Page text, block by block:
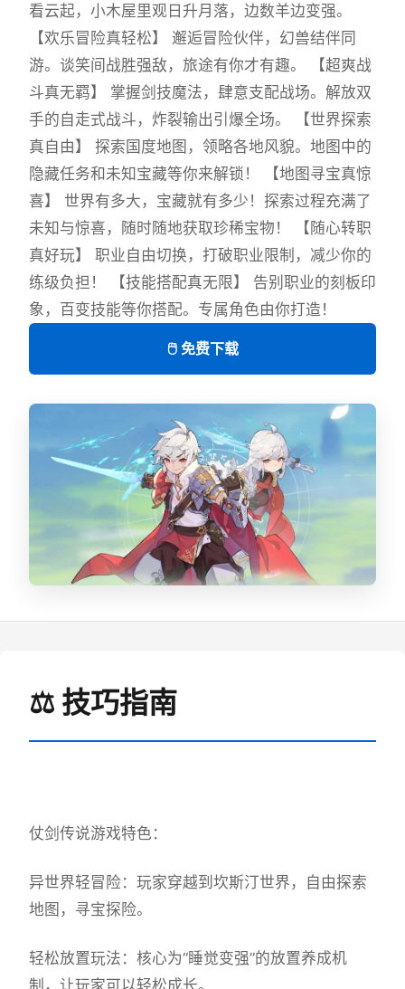
看云起，小木屋里观日升月落，边数羊边变强。
【欢乐冒险真轻松】 邂逅冒险伙伴，幻兽结伴同
游。谈笑间战胜强敌，旅途有你才有趣。 【超爽战
斗真无羁】 掌握剑技魔法，肆意支配战场。解放双
手的自走式战斗，炸裂输出引爆全场。 【世界探索
真自由】 探索国度地图，领略各地风貌。地图中的
隐藏任务和未知宝藏等你来解锁！ 【地图寻宝真惊
喜】 世界有多大，宝藏就有多少！探索过程充满了
未知与惊喜，随时随地获取珍稀宝物！ 【随心转职
真好玩】 职业自由切换，打破职业限制，减少你的
练级负担！ 【技能搭配真无限】 告别职业的刻板印
象，百变技能等你搭配。专属角色由你打造！
🖱️ 免费下载
⚖️ 技巧指南
仗剑传说游戏特色：
异世界轻冒险：玩家穿越到坎斯汀世界，自由探索
地图，寻宝探险。
轻松放置玩法：核心为“睡觉变强”的放置养成机
制，让玩家可以轻松成长。